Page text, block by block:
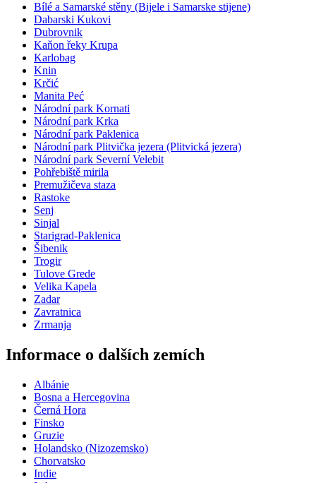
Bílé a Samarské stěny (Bijele i Samarske stijene)
Dabarski Kukovi
Dubrovnik
Kaňon řeky Krupa
Karlobag
Knin
Krčić
Manita Peć
Národní park Kornati
Národní park Krka
Národní park Paklenica
Národní park Plitvička jezera (Plitvická jezera)
Národní park Severní Velebit
Pohřebiště mirila
Premužičeva staza
Rastoke
Senj
Sinjal
Starigrad-Paklenica
Šibenik
Trogir
Tulove Grede
Velika Kapela
Zadar
Zavratnica
Zrmanja
Informace o dalších zemích
Albánie
Bosna a Hercegovina
Černá Hora
Finsko
Gruzie
Holandsko (Nizozemsko)
Chorvatsko
Indie